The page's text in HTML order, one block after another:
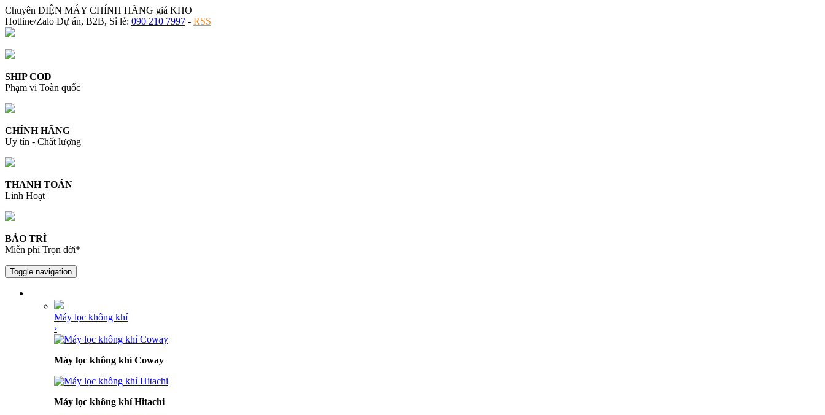
Chuyên ĐIỆN MÁY CHÍNH HÃNG giá KHO
Hotline/Zalo Dự án, B2B, Sỉ lẻ: 090 210 7997 - RSS
SHIP COD
Phạm vi Toàn quốc
CHÍNH HÃNG
Uy tín - Chất lượng
THANH TOÁN
Linh Hoạt
BẢO TRÌ
Miễn phí Trọn đời*
Toggle navigation
Máy lọc không khí
›
Máy lọc không khí Coway
Máy lọc không khí Hitachi